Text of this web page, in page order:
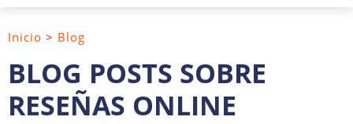
BLOG POSTS SOBRE
RESEÑAS ONLINE
Inicio > Blog